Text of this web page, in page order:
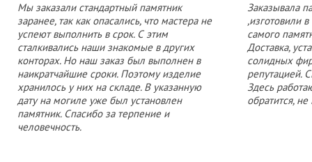
Мы заказали стандартный памятник
заранее, так как опасались, что мастера не
успеют выполнить в срок. С этим
сталкивались наши знакомые в других
конторах. Но наш заказ был выполнен в
наикратчайшие сроки. Поэтому изделие
хранилось у них на складе. В указанную
дату на могиле уже был установлен
памятник. Спасибо за терпение и
человечность.
Заказывала
,изготовили
самого
Доставка,
солидных
репутацией.
Здесь
обратится,